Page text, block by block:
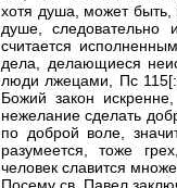
хотя душа, может быть,
душе,
считается
дела, делающиеся
люди лжецами, Пс
Божий закон
нежелание сделать
по доброй воле,
разумеется, тоже
человек славится